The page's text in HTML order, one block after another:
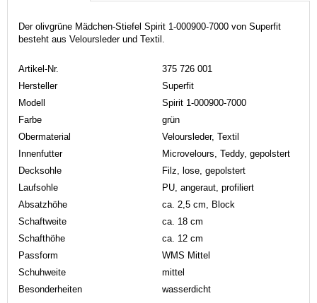
Der olivgrüne Mädchen-Stiefel Spirit 1-000900-7000 von Superfit
besteht aus Veloursleder und Textil.
Artikel-Nr.
375 726 001
Hersteller
Superfit
Modell
Spirit 1-000900-7000
Farbe
grün
Obermaterial
Veloursleder, Textil
Innenfutter
Microvelours, Teddy, gepolstert
Decksohle
Filz, lose, gepolstert
Laufsohle
PU, angeraut, profiliert
Absatzhöhe
ca. 2,5 cm, Block
Schaftweite
ca. 18 cm
Schafthöhe
ca. 12 cm
Passform
WMS Mittel
Schuhweite
mittel
Besonderheiten
wasserdicht